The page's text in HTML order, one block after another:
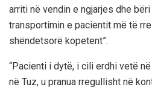
arriti në vendin e ngjarjes dhe
transportimin e pacientit më të
shëndetsorë kopetent”.
“Pacienti i dytë, i cili erdhi vetë
në Tuz, u pranua rregullisht në